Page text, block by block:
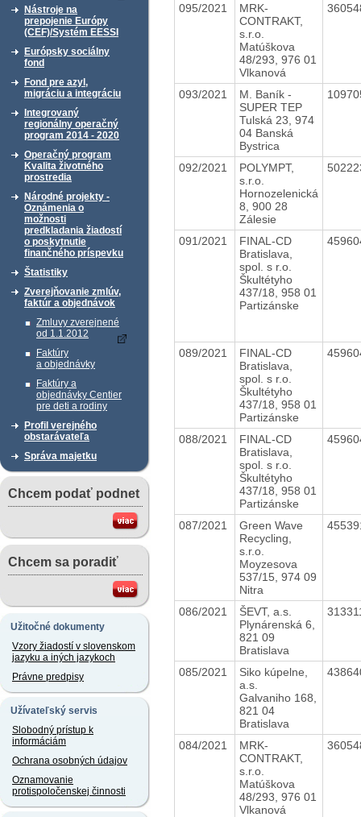
Nástroje na
prepojenie Európy
(CEF)/Systém EESSI
Európsky sociálny
fond
Fond pre azyl,
migráciu a integráciu
Integrovaný
regionálny operačný
program 2014 - 2020
Operačný program
Kvalita životného
prostredia
Národné projekty -
Oznámenia o
možnosti
predkladania žiadostí
o poskytnutie
finančného príspevku
Štatistiky
Zverejňovanie zmlúv,
faktúr a objednávok
Zmluvy zverejnené
od 1.1.2012
Faktúry
a objednávky
Faktúry a
objednávky Centier
pre deti a rodiny
Profil verejného
obstarávateľa
Správa majetku
Chcem podať podnet
Chcem sa poradiť
Užitočné dokumenty
Vzory žiadostí v slovenskom
jazyku a iných jazykoch
Právne predpisy
Užívateľský servis
Slobodný prístup k
informáciám
Ochrana osobných údajov
Oznamovanie
protispoločenskej činnosti
095/2021
MRK-
CONTRAKT,
s.r.o.
Matúškova
48/293, 976 01
Vlkanová
093/2021
M. Baník -
SUPER TEP
Tulská 23, 974
04 Banská
Bystrica
092/2021
POLYMPT,
s.r.o.
Hornozelenická
8, 900 28
Zálesie
091/2021
FINAL-CD
Bratislava,
spol. s r.o.
Škultétyho
437/18, 958 01
Partizánske
089/2021
FINAL-CD
Bratislava,
spol. s r.o.
Škultétyho
437/18, 958 01
Partizánske
088/2021
FINAL-CD
Bratislava,
spol. s r.o.
Škultétyho
437/18, 958 01
Partizánske
087/2021
Green Wave
Recycling,
s.r.o.
Moyzesova
537/15, 974 09
Nitra
086/2021
ŠEVT, a.s.
Plynárenská 6,
821 09
Bratislava
085/2021
Siko kúpelne,
a.s.
Galvaniho 168,
821 04
Bratislava
084/2021
MRK-
CONTRAKT,
s.r.o.
Matúškova
48/293, 976 01
Vlkanová